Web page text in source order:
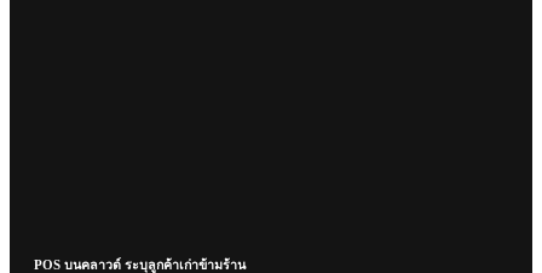
POS บนคลาวด์ ระบุลูกค้าเก่าข้ามร้าน